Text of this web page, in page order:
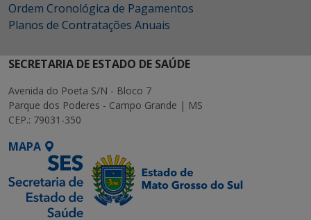
Ordem Cronológica de Pagamentos
Planos de Contratações Anuais
SECRETARIA DE ESTADO DE SAÚDE
Avenida do Poeta S/N - Bloco 7
Parque dos Poderes - Campo Grande | MS
CEP.: 79031-350
MAPA